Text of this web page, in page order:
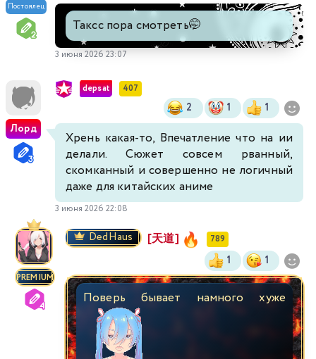
Постоялец
Таксс пора смотреть🤭
3 июня 2026 23:07
Лорд
depsat 407
2 1 1
Хрень какая-то, Впечатление что на ии
делали. Сюжет совсем рванный,
скомканный и совершенно не логичный
даже для китайских аниме
3 июня 2026 22:08
PREMIUM
DedHaus [天道] 789
1 1
Поверь бывает намного хуже